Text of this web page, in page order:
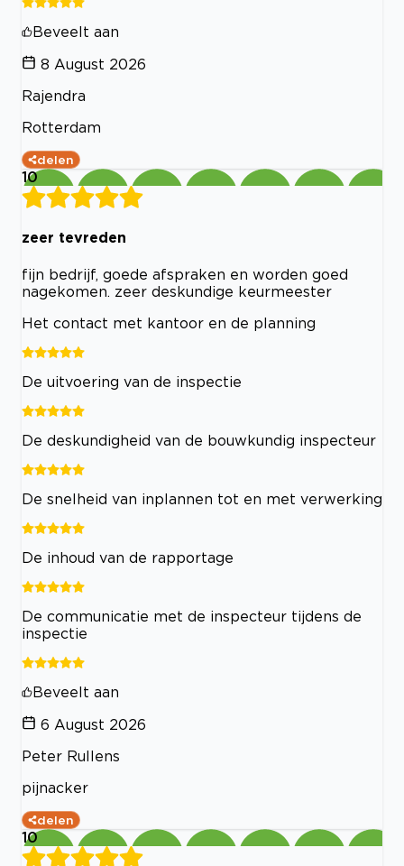
Beveelt aan
8 August 2026
Rajendra
Rotterdam
delen
10
zeer tevreden
fijn bedrijf, goede afspraken en worden goed
nagekomen. zeer deskundige keurmeester
Het contact met kantoor en de planning
De uitvoering van de inspectie
De deskundigheid van de bouwkundig inspecteur
De snelheid van inplannen tot en met verwerking
De inhoud van de rapportage
De communicatie met de inspecteur tijdens de
inspectie
Beveelt aan
6 August 2026
Peter Rullens
pijnacker
delen
10